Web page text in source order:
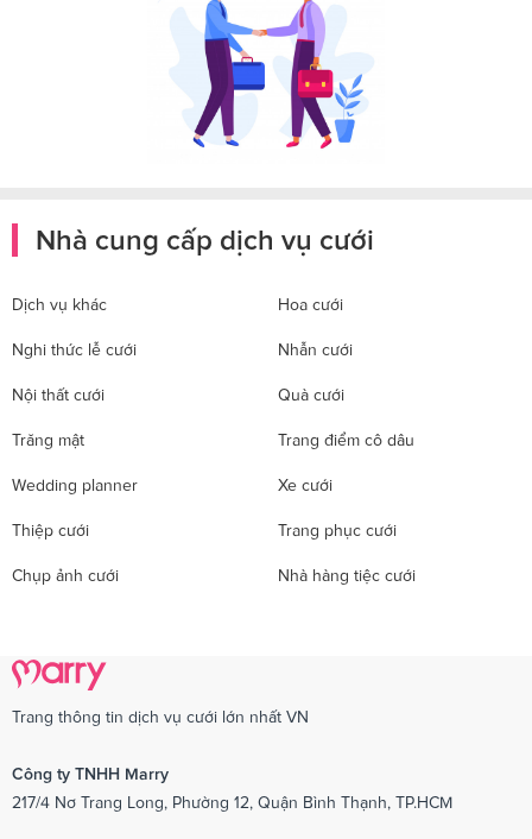
Nhà cung cấp dịch vụ cưới
Dịch vụ khác Hoa cưới
Nghi thức lễ cưới Nhẫn cưới
Nội thất cưới Quà cưới
Trăng mật Trang điểm cô dâu
Wedding planner Xe cưới
Thiệp cưới Trang phục cưới
Chụp ảnh cưới Nhà hàng tiệc cưới
Trang thông tin dịch vụ cưới lớn nhất VN
Công ty TNHH Marry
217/4 Nơ Trang Long, Phường 12, Quận Bình Thạnh, TP.HCM